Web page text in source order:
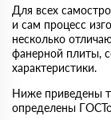
Для всех
и сам процесс
несколько
фанерной плиты,
характеристики.
Ниже приведены
определены